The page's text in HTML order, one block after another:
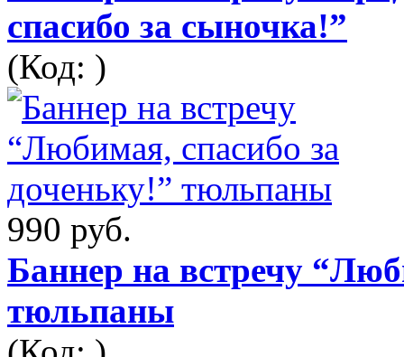
спасибо за сыночка!”
(Код: )
990 руб.
Баннер на встречу
тюльпаны